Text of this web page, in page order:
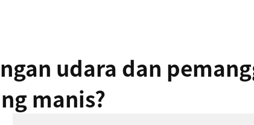
udara dan
manis?